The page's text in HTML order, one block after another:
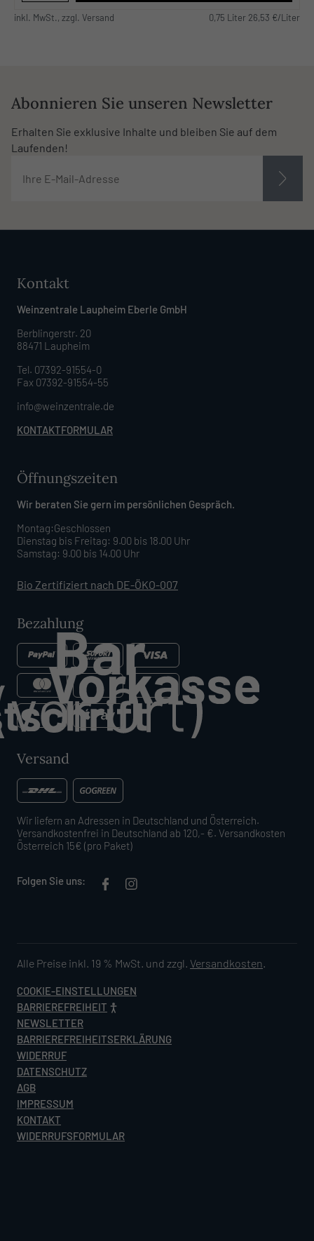
inkl. MwSt., zzgl. Versand 0,75 Liter 26,53 €/Liter
Abonnieren Sie unseren Newsletter
Erhalten Sie exklusive Inhalte und bleiben Sie auf dem
Laufenden!
Kontakt
Weinzentrale Laupheim Eberle GmbH
Berblingerstr. 20
88471 Laupheim
Tel. 07392-91554-0
Fax 07392-91554-55
info@weinzentrale.de
KONTAKTFORMULAR
Öffnungszeiten
Wir beraten Sie gern im persönlichen Gespräch.
Montag:Geschlossen
Dienstag bis Freitag: 9.00 bis 18.00 Uhr
Samstag: 9.00 bis 14.00 Uhr
Bio Zertifiziert nach DE-ÖKO-007
Bezahlung
Versand
Wir liefern an Adressen in Deutschland und Österreich.
Versandkostenfrei in Deutschland ab 120,- €. Versandkosten
Österreich 15€ (pro Paket)
Folgen Sie uns:
Alle Preise inkl. 19 % MwSt. und zzgl. Versandkosten.
COOKIE-EINSTELLUNGEN
BARRIEREFREIHEIT
NEWSLETTER
BARRIEREFREIHEITSERKLÄRUNG
WIDERRUF
DATENSCHUTZ
AGB
IMPRESSUM
KONTAKT
WIDERRUFSFORMULAR